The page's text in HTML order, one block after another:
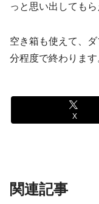
っと思い出してもら
空き箱も使えて、
分程度で終わります
X
関連記事